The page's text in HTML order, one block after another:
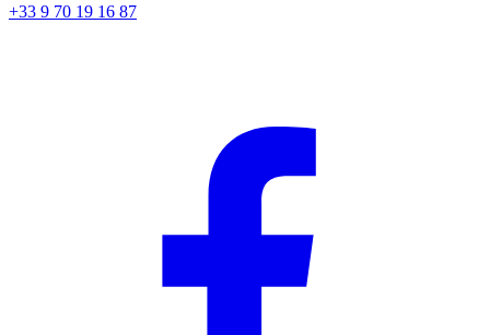
+33 9 70 19 16 87